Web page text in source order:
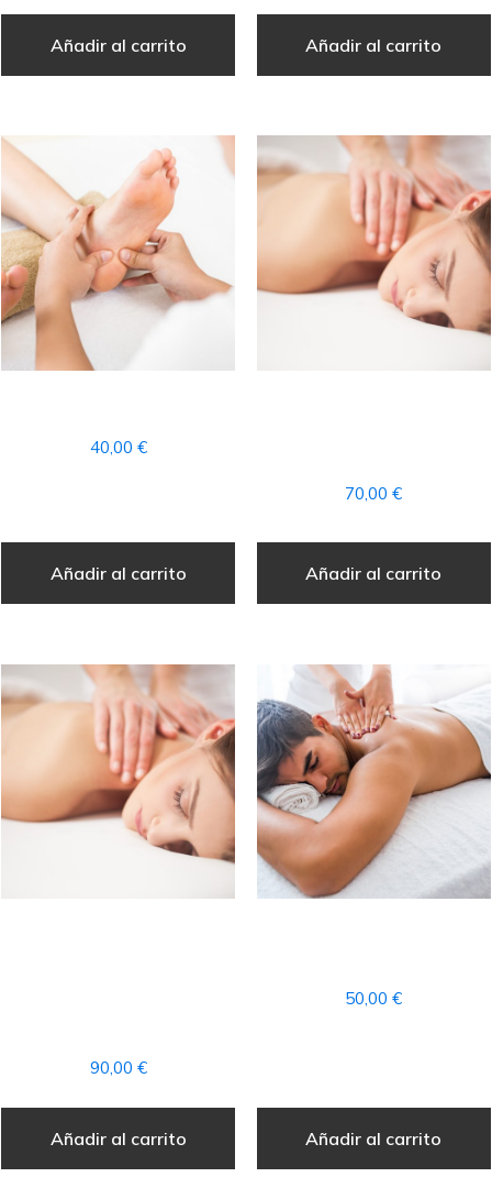
Añadir al carrito Añadir al carrito
40,00 €
Añadir al carrito
70,00€
Añadir al carrito
90,00 €
Añadir al carrito
50,00€
Añadir al carrito